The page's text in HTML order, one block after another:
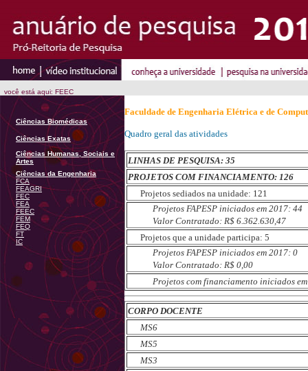
você está aqui: FEEC
Ciências Biomédicas
Ciências Exatas
Ciências Humanas, Sociais e
Artes
Ciências da Engenharia
FCA
FEAGRI
FEC
FEA
FEEC
FEM
FEQ
FT
IC
Faculdade de Engenharia Elétrica e de
Quadro geral das atividades
LINHAS DE PESQUISA: 35
PROJETOS COM FINANCIAMENTO: 126
Projetos sediados na unidade: 121
Projetos FAPESP iniciados em 2017: 44
Valor Contratado: R$ 6.362.630,47
Projetos que a unidade participa: 5
Projetos FAPESP iniciados em 2017: 0
Valor Contratado: R$ 0,00
Projetos com financiamento iniciados em
CORPO DOCENTE
MS6
MS5
MS3